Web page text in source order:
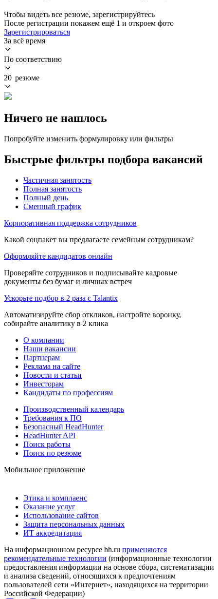
Чтобы видеть все резюме, зарегистрируйтесь
После регистрации покажем ещё 1 и откроем фото
Зарегистрироваться
За всё время
По соответствию
20 резюме
Ничего не нашлось
Попробуйте изменить формулировку или фильтры
Быстрые фильтры подбора вакансий
Частичная занятость
Полная занятость
Полный день
Сменный график
Корпоративная поддержка сотрудников
Какой соцпакет вы предлагаете семейным сотрудникам?
Оформляйте кандидатов онлайн
Проверяйте сотрудников и подписывайте кадровые
документы без бумаг и личных встреч
Ускорьте подбор в 2 раза с Talantix
Автоматизируйте сбор откликов, настройте воронку,
собирайте аналитику в 2 клика
О компании
Наши вакансии
Партнерам
Реклама на сайте
Новости и статьи
Инвесторам
Кандидаты по профессиям
Производственный календарь
Требования к ПО
Безопасный HeadHunter
HeadHunter API
Поиск работы
Поиск по резюме
Мобильное приложение
Этика и комплаенс
Оказание услуг
Использование сайтов
Защита персональных данных
ИТ аккредитация
На информационном ресурсе hh.ru применяются
рекомендательные технологии (информационные технологии
предоставления информации на основе сбора, систематизации
и анализа сведений, относящихся к предпочтениям
пользователей сети «Интернет», находящихся на территории
Российской Федерации)